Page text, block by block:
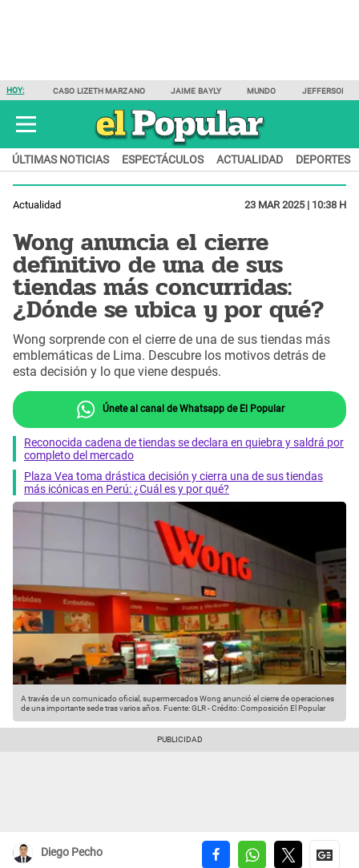
HOY: CASO LIZETH MARZANO JAIME BAYLY MUNDO JEFFERSON
ÚLTIMAS NOTICIAS ESPECTÁCULOS ACTUALIDAD DEPORTES
Actualidad 23 MAR 2025 | 10:38 H
Wong anuncia el cierre
definitivo de una de sus
tiendas más concurridas:
¿Dónde se ubica y por qué?
Wong sorprende con el cierre de una de sus tiendas más
emblemáticas de Lima. Descubre los motivos detrás de
esta decisión y lo que viene después.
Únete al canal de Whatsapp de El Popular
Reconocida cadena de tiendas se declara en quiebra y saldrá por
completo del mercado
Plaza Vea toma drástica decisión y cierra una de sus tiendas
más icónicas en Perú: ¿Cuál es y por qué?
A través de un comunicado oficial, supermercados Wong anunció el cierre de operaciones
de una importante sede tras varios años. Fuente: GLR-Crédito: Composición El Popular
Diego Pecho